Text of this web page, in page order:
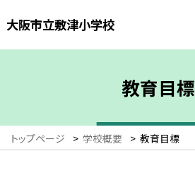
大阪市立敷津小学校
教育目標
トップページ > 学校概要 > 教育目標